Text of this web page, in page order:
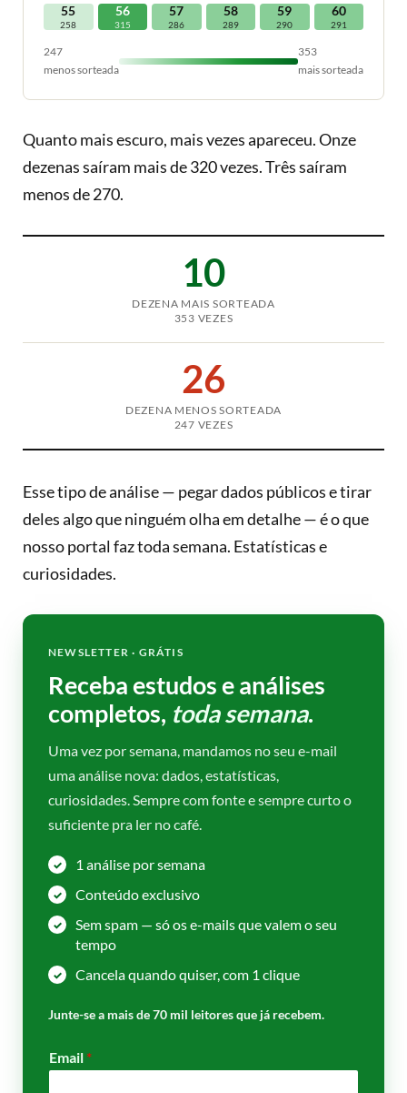
55
258
56
315
57
286
58
289
59
290
60
291
247
menos sorteada
353
mais sorteada
Quanto mais escuro, mais vezes apareceu. Onze
dezenas saíram mais de 320 vezes. Três saíram
menos de 270.
10
DEZENA MAIS SORTEADA
353 VEZES
26
DEZENA MENOS SORTEADA
247 VEZES
Esse tipo de análise — pegar dados públicos e tirar
deles algo que ninguém olha em detalhe — é o que
nosso portal faz toda semana. Estatísticas e
curiosidades.
NEWSLETTER · GRÁTIS
Receba estudos e análises
completos, toda semana.
Uma vez por semana, mandamos no seu e-mail
uma análise nova: dados, estatísticas,
curiosidades. Sempre com fonte e sempre curto o
suficiente pra ler no café.
1 análise por semana
Conteúdo exclusivo
Sem spam — só os e-mails que valem o seu
tempo
Cancela quando quiser, com 1 clique
Junte-se a mais de70 mil leitoresque já recebem.
Email *